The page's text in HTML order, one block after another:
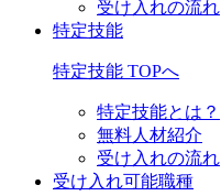
受け入れの流れ
特定技能
特定技能 TOPへ
特定技能とは？
無料人材紹介
受け入れの流れ
受け入れ可能職種